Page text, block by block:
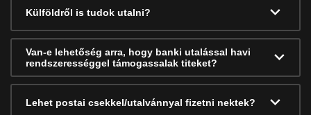
Külföldről is tudok utalni?
Van-e lehetőség arra, hogy banki utalással havi
rendszerességgel támogassalak titeket?
Lehet postai csekkel/utalvánnyal fizetni nektek?